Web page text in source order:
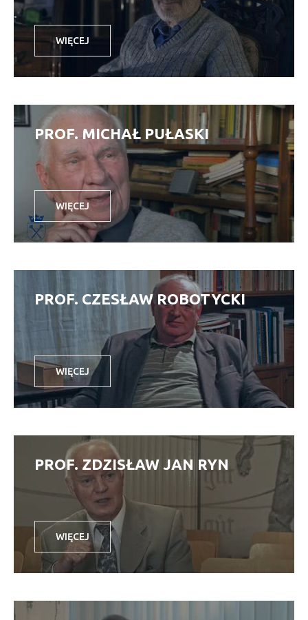
WIĘCEJ
PROF. MICHAŁ PUŁASKI
WIĘCEJ
PROF. CZESŁAW ROBOTYCKI
WIĘCEJ
PROF. ZDZISŁAW JAN RYN
WIĘCEJ